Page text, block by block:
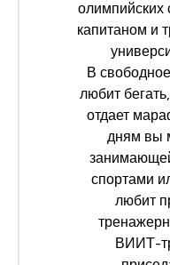
олимпийских
капитаном и
В
любит
отдает
дням вы
спортами
любит
ВИИТ-